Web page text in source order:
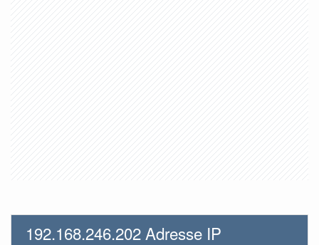
192.168.246.202 Adresse IP